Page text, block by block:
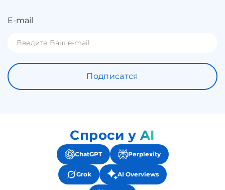
E-mail
Подписатся
Спроси у AI
ChatGPT Perplexity
Grok AI Overviews